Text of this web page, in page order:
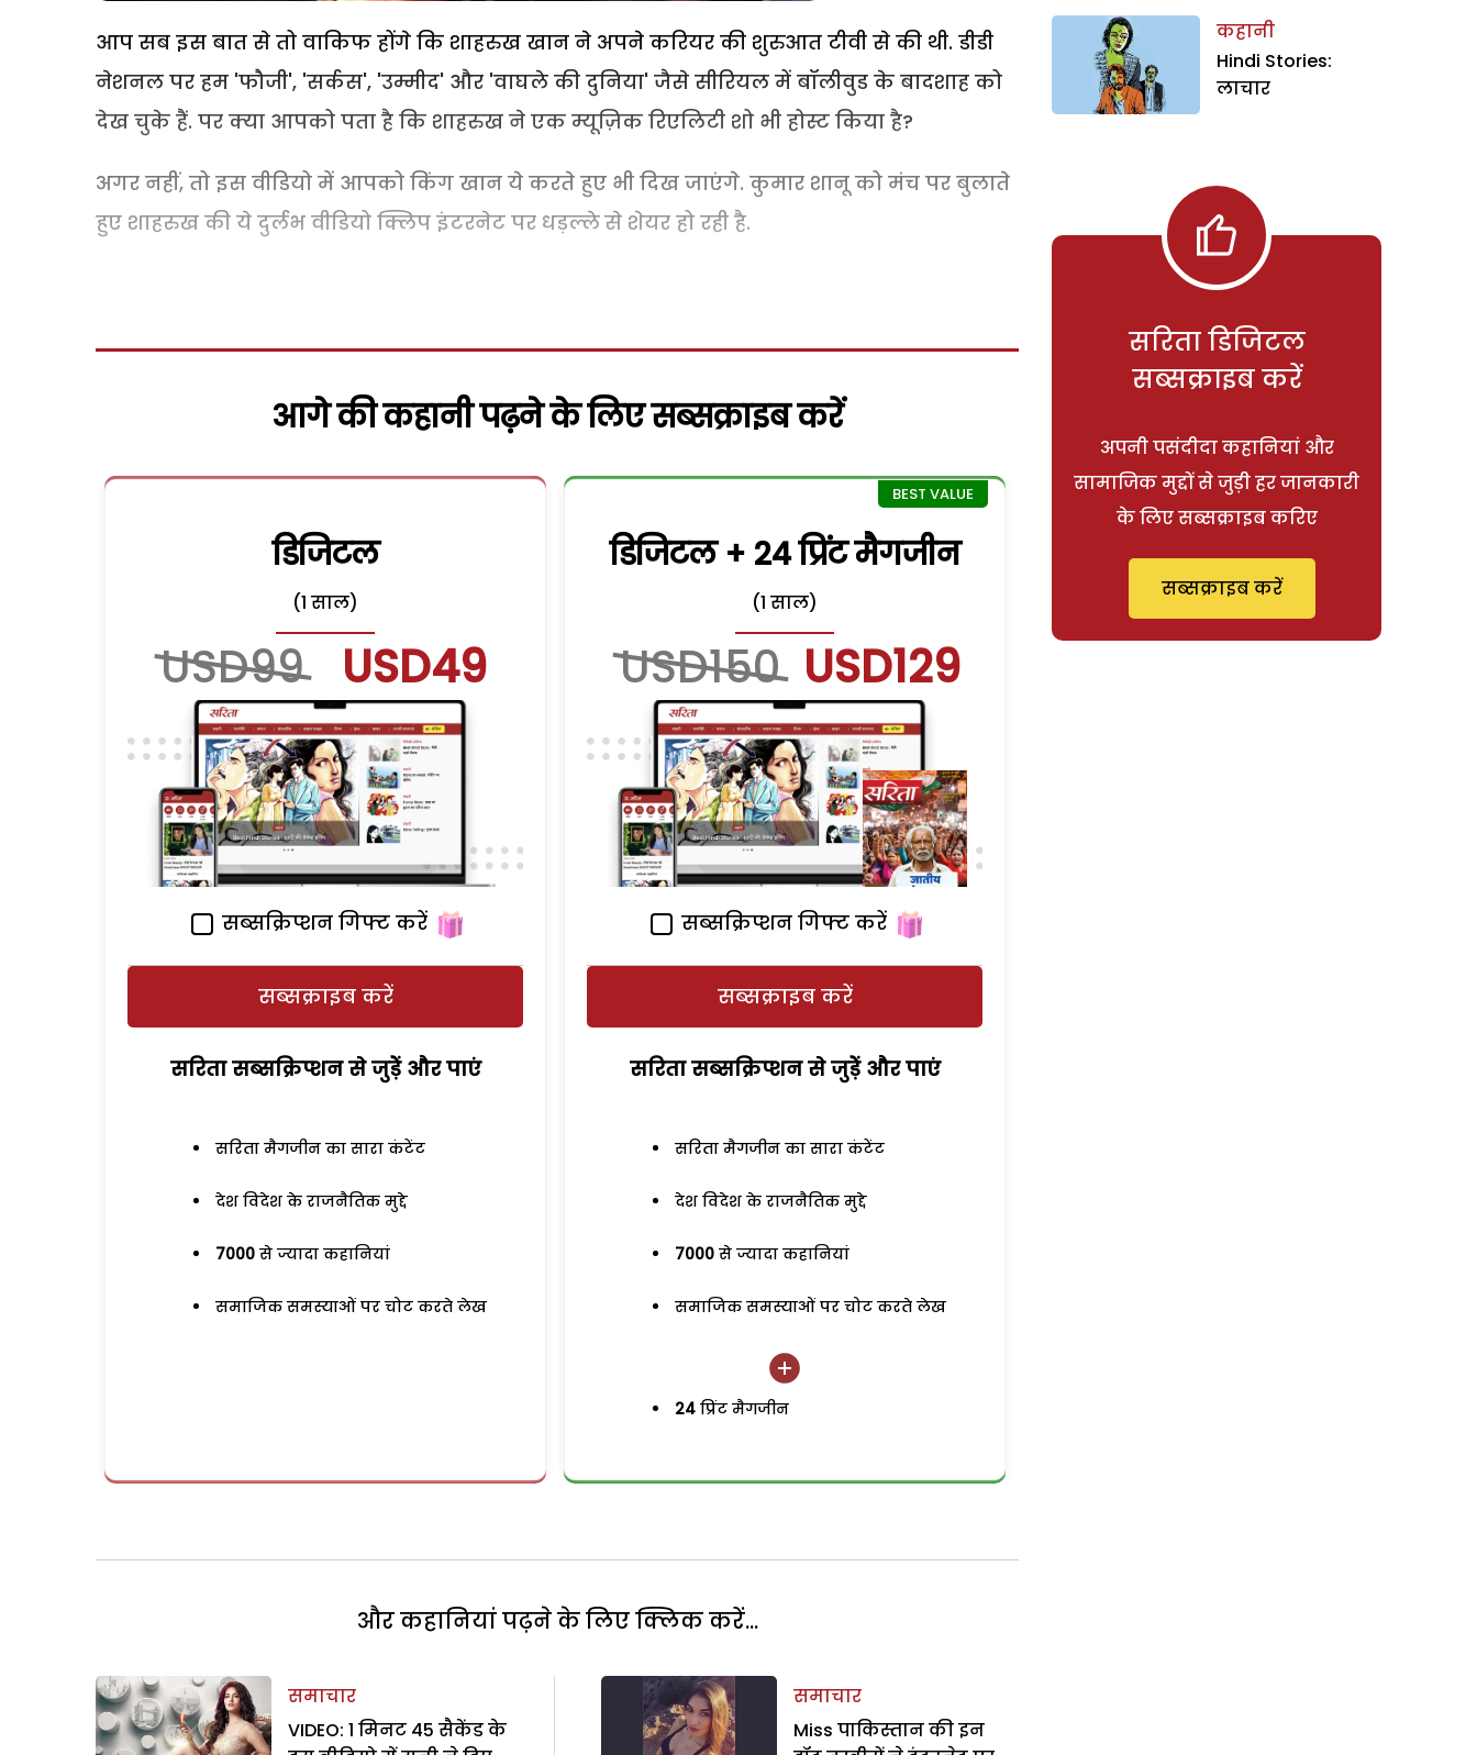
आप सब इस बात से तो वाकिफ होंगे कि शाहरुख खान ने अपने करियर की शुरुआत टीवी से की थी. डीडी
नेशनल पर हम 'फौजी', 'सर्कस', 'उम्मीद' और 'वाघले की दुनिया' जैसे सीरियल में बॉलीवुड के बादशाह को
देख चुके हैं. पर क्या आपको पता ​है कि शाहरुख ने एक म्यूज़िक रिएलिटी शो भी होस्ट किया है?
अगर नहीं, तो इस ​वीडियो में आपको ​किंग खान ये करते हुए भी दिख जाएंगे. कुमार शानू को मंच पर बुलाते
हुए शाहरुख की ये दुर्लभ वीडियो क्लिप इंटरनेट पर धड़ल्ले से शेयर हो रही है.
आगे की कहानी पढ़ने के लिए सब्सक्राइब करें
डिजिटल
(1 साल)
USD99 USD49
सब्सक्रिप्शन गिफ्ट करें
सब्सक्राइब करें
सरिता सब्सक्रिप्शन से जुड़ेें और पाएं
सरिता मैगजीन का सारा कंटेंट
देश विदेश के राजनैतिक मुद्दे
7000 से ज्यादा कहानियां
समाजिक समस्याओं पर चोट करते लेख
डिजिटल + 24 प्रिंट मैगजीन
(1 साल)
USD150 USD129
सब्सक्रिप्शन गिफ्ट करें
सब्सक्राइब करें
सरिता सब्सक्रिप्शन से जुड़ेें और पाएं
सरिता मैगजीन का सारा कंटेंट
देश विदेश के राजनैतिक मुद्दे
7000 से ज्यादा कहानियां
समाजिक समस्याओं पर चोट करते लेख
24 प्रिंट मैगजीन
और कहानियां पढ़ने के लिए क्लिक करें...
समाचार
VIDEO: 1 मिनट 45 सैकेंड के
समाचार
Miss पाकिस्तान की इन
कहानी
Hindi Stories:
लाचार
सरिता डिजिटल
सब्सक्राइब करें
अपनी पसंदीदा कहानियां और
सामाजिक मुद्दों से जुड़ी हर जानकारी
के लिए सब्सक्राइब करिए
सब्सक्राइब करें